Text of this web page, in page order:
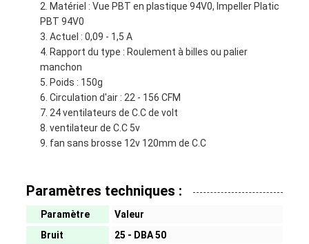
Matériel : Vue PBT en plastique 94V0, lmpeller Platic
PBT 94V0
Actuel : 0,09 - 1,5 A
Rapport du type : Roulement à billes ou palier
manchon
Poids : 150g
Circulation d'air : 22 - 156 CFM
24 ventilateurs de C.C de volt
ventilateur de C.C 5v
fan sans brosse 12v 120mm de C.C
Paramètres techniques :
Paramètre
Valeur
Bruit
25 - DBA 50